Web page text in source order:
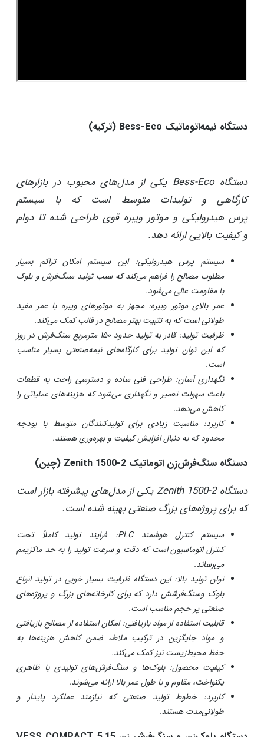
دستگاه نیمه‌اتوماتیک Bess-Eco (ترکیه)
دستگاه Bess-Eco یکی از مدل‌های محبوب در بازارهای
کارگاهی و تولیدات متوسط است که با سیستم
پرس هیدرولیکی و موتور ویبره قوی طراحی شده تا دوام
و کیفیت بالایی ارائه دهد.
سیستم پرس هیدرولیکی: این سیستم امکان تراکم بسیار
مطلوب مصالح را فراهم می‌کند که سبب تولید سنگ‌فرش و بلوک
با مقاومت عالی می‌شود.
عمر بالای موتور ویبره: مجهز به موتورهای ویبره با عمر مفید
طولانی است که به تثبیت بهتر مصالح در قالب کمک می‌کند.
ظرفیت تولید: قادر به تولید حدود ۱۵۰ مترمربع سنگ‌فرش در روز
که این توان تولید برای کارگاه‌های نیمه‌صنعتی بسیار مناسب
است.
نگهداری آسان: طراحی فنی ساده و دسترسی راحت به قطعات
باعث سهولت تعمیر و نگهداری می‌شود که هزینه‌های عملیاتی را
کاهش می‌دهد.
کاربرد: مناسبت زیادی برای تولیدکنندگان متوسط با بودجه
محدود که به دنبال افزایش کیفیت و بهره‌وری هستند.
دستگاه سنگ‌فرش‌زن اتوماتیک Zenith 1500-2 (چین)
دستگاه Zenith 1500-2 یکی از مدل‌های پیشرفته بازار است
که برای پروژه‌های بزرگ صنعتی بهینه شده است.
سیستم کنترل هوشمند PLC: فرایند تولید کاملاً تحت
کنترل اتوماسیون است که دقت و سرعت تولید را به حد ماکزیمم
می‌رساند.
توان تولید بالا: این دستگاه ظرفیت بسیار خوبی در تولید انواع
بلوک وسنگ‌فرشش دارد که برای کارخانه‌های بزرگ و پروژه‌های
صنعتی پر حجم مناسب است.
قابلیت استفاده از مواد بازیافتی: امکان استفاده از مصالح بازیافتی
و مواد جایگزین در ترکیب ملاط، ضمن کاهش هزینه‌ها به
حفظ محیط‌زیست نیز کمک می‌کند.
کیفیت محصول: بلوک‌ها و سنگ‌فرش‌های تولیدی با ظاهری
یکنواخت، مقاوم و با طول عمر بالا ارائه می‌شوند.
کاربرد: خطوط تولید صنعتی که نیازمند عملکرد پایدار و
طولانی‌مدت هستند.